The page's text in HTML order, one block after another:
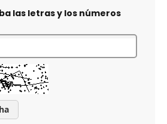
las letras y los números